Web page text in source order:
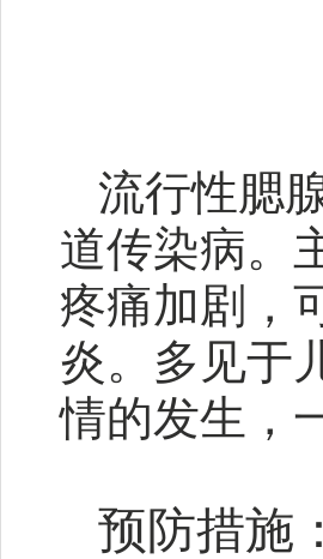
流行性腮
道传染病。
疼痛加剧，
炎。多见于
情的发生，
预防措施：